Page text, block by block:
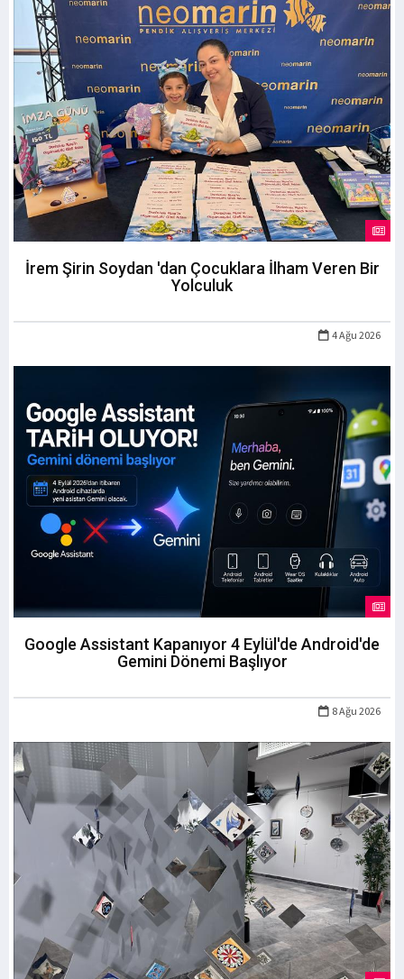
İrem Şirin Soydan 'dan Çocuklara İlham Veren Bir
Yolculuk
4 Ağu 2026
Google Assistant Kapanıyor 4 Eylül'de Android'de
Gemini Dönemi Başlıyor
8 Ağu 2026